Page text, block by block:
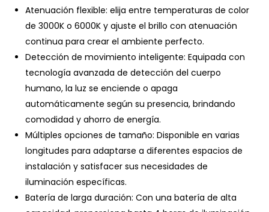
Atenuación flexible: elija entre temperaturas de color
de 3000K o 6000K y ajuste el brillo con atenuación
continua para crear el ambiente perfecto.
Detección de movimiento inteligente: Equipada con
tecnología avanzada de detección del cuerpo
humano, la luz se enciende o apaga
automáticamente según su presencia, brindando
comodidad y ahorro de energía.
Múltiples opciones de tamaño: Disponible en varias
longitudes para adaptarse a diferentes espacios de
instalación y satisfacer sus necesidades de
iluminación específicas.
Batería de larga duración: Con una batería de alta